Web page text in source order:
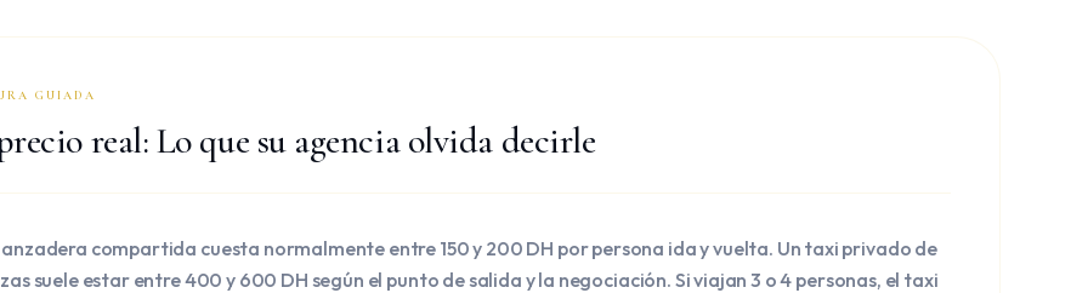
GUIADA
real: Lo que su agencia olvida decirle
compartida cuesta normalmente entre 150 y 200 DH por persona ida y vuelta. Un taxi privado de
suele estar entre 400 y 600 DH según el punto de salida y la negociación. Si viajan 3 o 4 personas, el taxi